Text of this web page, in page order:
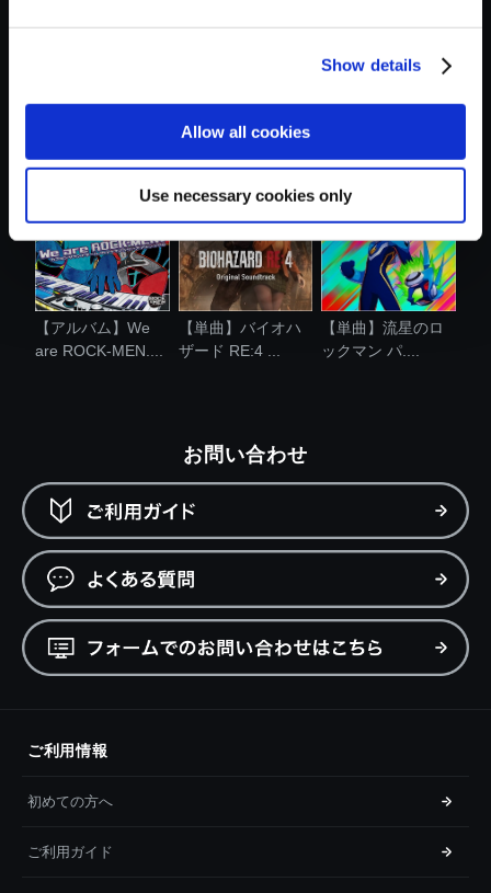
Show details
Allow all cookies
Use necessary cookies only
Best ...
【アルバム】We
are ROCK-MEN....
【単曲】バイオハ
ザード RE:4 ...
【単曲】流星のロ
ックマン パ....
お問い合わせ
ご利用情報
初めての方へ
ご利用ガイド